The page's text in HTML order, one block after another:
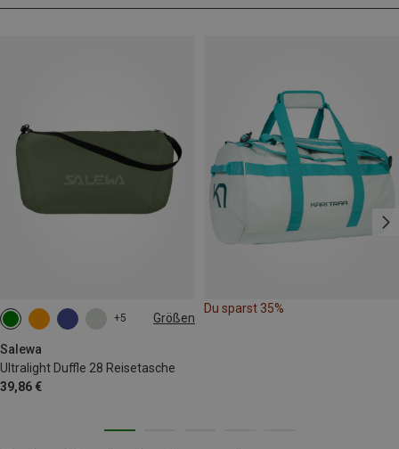
+5 Größen
Salewa
Ultralight Duffle 28 Reisetasche
39,86 €
28L
Du sparst 35%